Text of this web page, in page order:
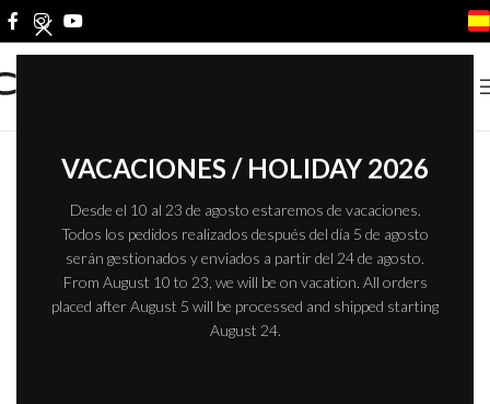
VACACIONES / HOLIDAY 2026
Desde el 10 al 23 de agosto estaremos de vacaciones.
Todos los pedidos realizados después del día 5 de agosto
serán gestionados y enviados a partir del 24 de agosto.
From August 10 to 23, we will be on vacation. All orders
placed after August 5 will be processed and shipped starting
August 24.